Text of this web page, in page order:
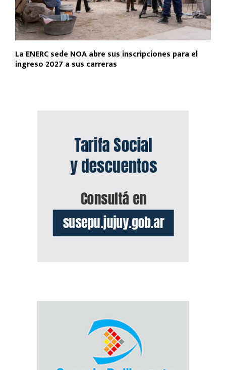
La ENERC sede NOA abre sus inscripciones para el
ingreso 2027 a sus carreras